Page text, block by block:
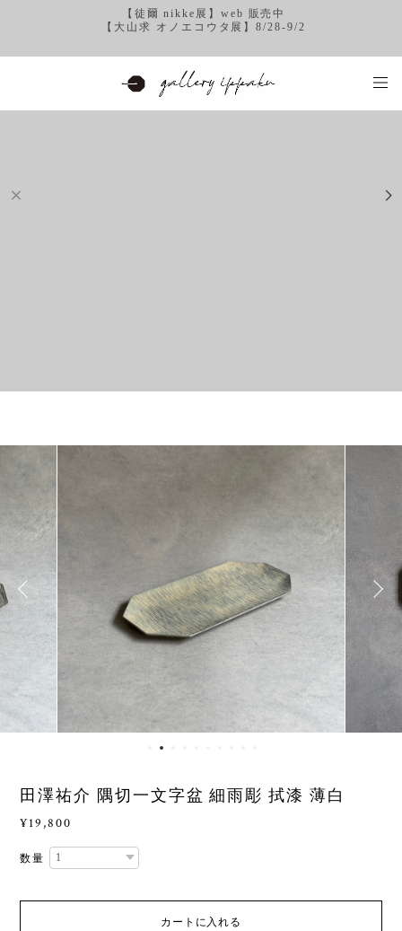
【徒爾 nikke展】web 販売中
【大山求 オノエコウタ展】8/28-9/2
田澤祐介 隅切一文字盆 細雨彫 拭漆 薄白
¥19,800
数量
カートに入れる